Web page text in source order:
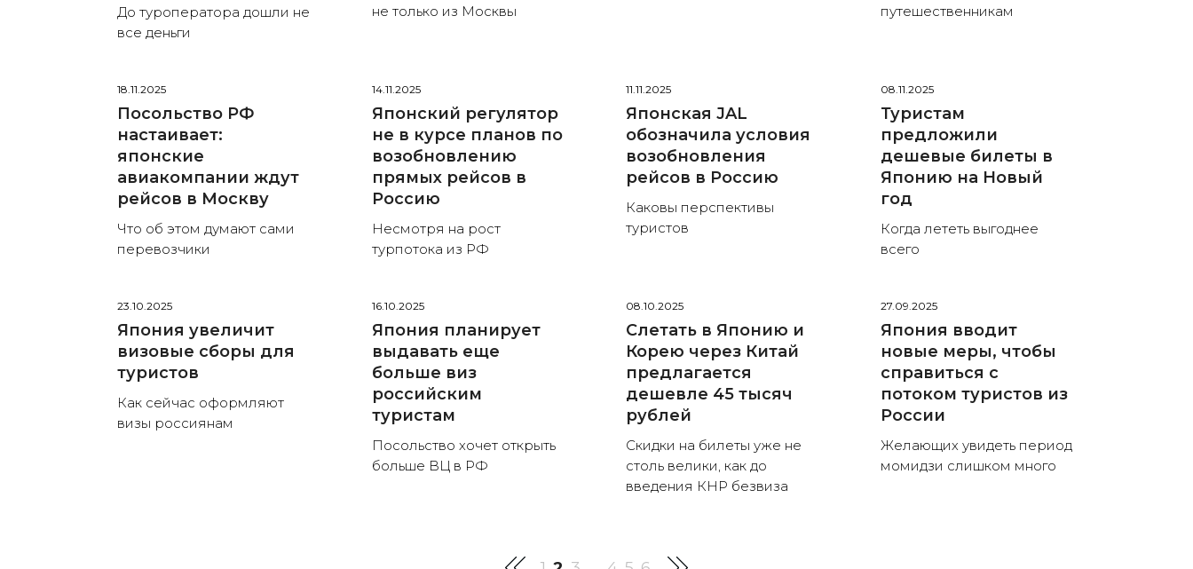
До туроператора дошли не
все деньги
не только из Москвы
путешественникам
18.11.2025
Посольство РФ
настаивает:
японские
авиакомпании ждут
рейсов в Москву
Что об этом думают сами
перевозчики
14.11.2025
Японский регулятор
не в курсе планов по
возобновлению
прямых рейсов в
Россию
Несмотря на рост
турпотока из РФ
11.11.2025
Японская JAL
обозначила условия
возобновления
рейсов в Россию
Каковы перспективы
туристов
08.11.2025
Туристам
предложили
дешевые билеты в
Японию на Новый
год
Когда лететь выгоднее
всего
23.10.2025
Япония увеличит
визовые сборы для
туристов
Как сейчас оформляют
визы россиянам
16.10.2025
Япония планирует
выдавать еще
больше виз
российским
туристам
Посольство хочет открыть
больше ВЦ в РФ
08.10.2025
Слетать в Японию и
Корею через Китай
предлагается
дешевле 45 тысяч
рублей
Скидки на билеты уже не
столь велики, как до
введения КНР безвиза
27.09.2025
Япония вводит
новые меры, чтобы
справиться с
потоком туристов из
России
Желающих увидеть период
момидзи слишком много